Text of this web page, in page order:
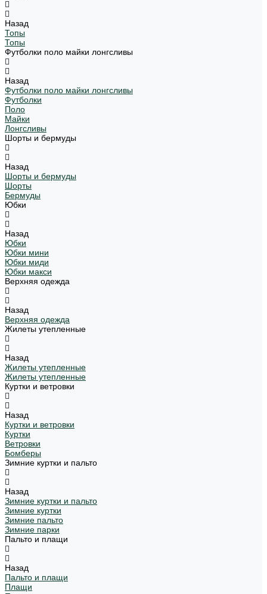
Назад
Топы
Топы
Футболки поло майки лонгсливы
Назад
Футболки поло майки лонгсливы
Футболки
Поло
Майки
Лонгсливы
Шорты и бермуды
Назад
Шорты и бермуды
Шорты
Бермуды
Юбки
Назад
Юбки
Юбки мини
Юбки миди
Юбки макси
Верхняя одежда
Назад
Верхняя одежда
Жилеты утепленные
Назад
Жилеты утепленные
Жилеты утепленные
Куртки и ветровки
Назад
Куртки и ветровки
Куртки
Ветровки
Бомберы
Зимние куртки и пальто
Назад
Зимние куртки и пальто
Зимние куртки
Зимние пальто
Зимние парки
Пальто и плащи
Назад
Пальто и плащи
Плащи